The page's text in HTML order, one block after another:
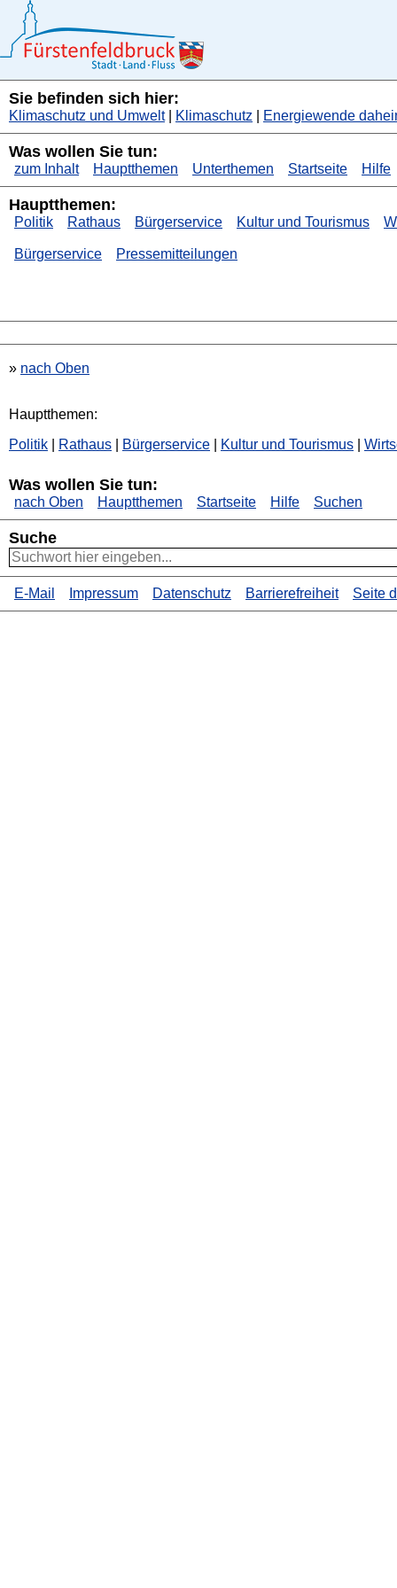
Sie befinden sich hier:
Klimaschutz und Umwelt| Klimaschutz Energiewende
Was wollen Sie tun:
zum Inhalt Hauptthemen Unterthemen Startseite Hilfe
Hauptthemen:
Politik Rathaus Bürgerservice Kultur und Tourismus
Bürgerservice Pressemitteilungen
» nach Oben
Hauptthemen:
Politik
Rathaus Bürgerservice Kultur und Tourismus
Was wollen Sie tun:
nach Oben Hauptthemen Startseite Hilfe Suchen
Suche
E-Mail Impressum Datenschutz Barrierefreiheit Seite